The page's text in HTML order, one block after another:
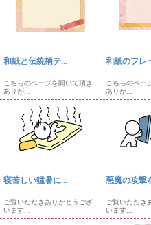
和紙と伝統柄テ...
こちらのページを開いて頂き
ありが...
和紙のフレ
こちらのペー
ありが...
寝苦しい猛暑に...
ご覧いただきありがとうござ
います...
悪魔の攻撃
ご覧いただき
います...